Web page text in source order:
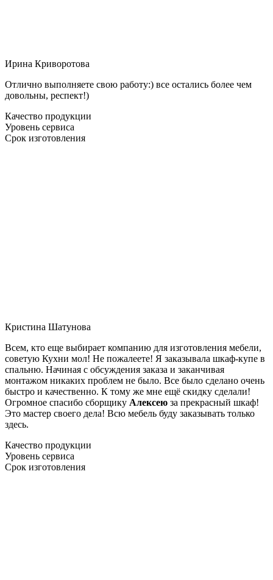
Ирина Криворотова
Отлично выполняете свою работу:) все остались более чем
довольны, респект!)
Качество продукции
Уровень сервиса
Срок изготовления
Кристина Шатунова
Всем, кто еще выбирает компанию для изготовления мебели,
советую Кухни мол! Не пожалеете! Я заказывала шкаф-купе в
спальню. Начиная с обсуждения заказа и заканчивая
монтажом никаких проблем не было. Все было сделано очень
быстро и качественно. К тому же мне ещё скидку сделали!
Огромное спасибо сборщику Алексею за прекрасный шкаф!
Это мастер своего дела! Всю мебель буду заказывать только
здесь.
Качество продукции
Уровень сервиса
Срок изготовления